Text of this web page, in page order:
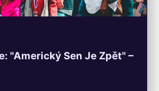
"Americký Sen Je Zpět" –